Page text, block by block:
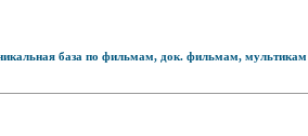
база по фильмам, док. фильмам,